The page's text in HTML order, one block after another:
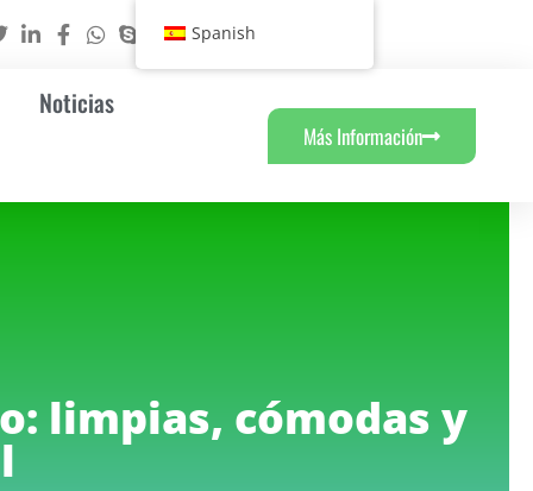
Noticias
Más Información
limpias, cómodas y
Spanish